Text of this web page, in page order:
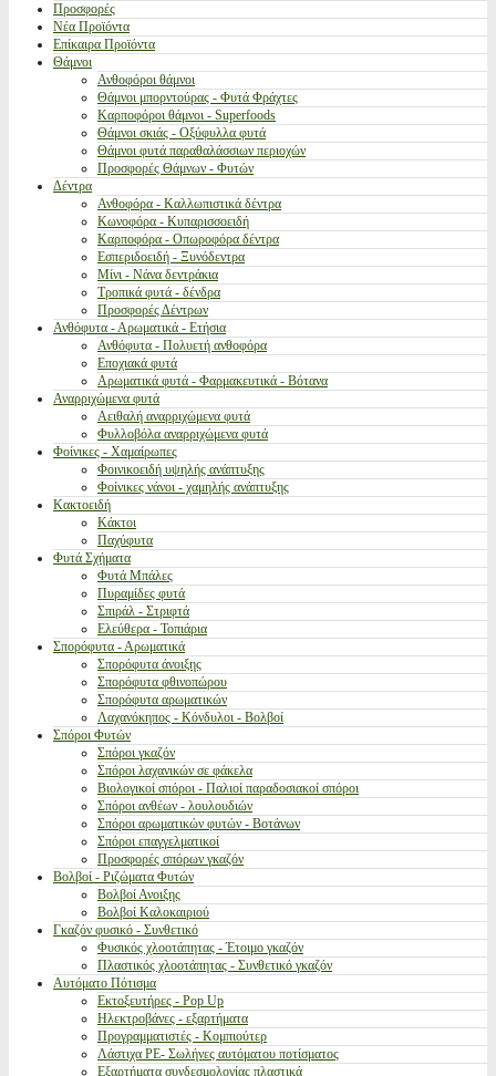
Προσφορές
Νέα Προϊόντα
Επίκαιρα Προϊόντα
Θάμνοι
Ανθοφόροι θάμνοι
Θάμνοι μπορντούρας - Φυτά Φράχτες
Καρποφόροι θάμνοι - Superfoods
Θάμνοι σκιάς - Οξύφυλλα φυτά
Θάμνοι φυτά παραθαλάσσιων περιοχών
Προσφορές Θάμνων - Φυτών
Δέντρα
Ανθοφόρα - Καλλωπιστικά δέντρα
Κωνοφόρα - Κυπαρισσοειδή
Καρποφόρα - Οπωροφόρα δέντρα
Εσπεριδοειδή - Ξυνόδεντρα
Μίνι - Νάνα δεντράκια
Τροπικά φυτά - δένδρα
Προσφορές Δέντρων
Ανθόφυτα - Αρωματικά - Ετήσια
Ανθόφυτα - Πολυετή ανθοφόρα
Εποχιακά φυτά
Αρωματικά φυτά - Φαρμακευτικά - Βότανα
Αναρριχώμενα φυτά
Αειθαλή αναρριχώμενα φυτά
Φυλλοβόλα αναρριχώμενα φυτά
Φοίνικες - Χαμαίρωπες
Φοινικοειδή υψηλής ανάπτυξης
Φοίνικες νάνοι - χαμηλής ανάπτυξης
Κακτοειδή
Κάκτοι
Παχύφυτα
Φυτά Σχήματα
Φυτά Μπάλες
Πυραμίδες φυτά
Σπιράλ - Στριφτά
Ελεύθερα - Τοπιάρια
Σπορόφυτα - Αρωματικά
Σπορόφυτα άνοιξης
Σπορόφυτα φθινοπώρου
Σπορόφυτα αρωματικών
Λαχανόκηπος - Κόνδυλοι - Βολβοί
Σπόροι Φυτών
Σπόροι γκαζόν
Σπόροι λαχανικών σε φάκελα
Βιολογικοί σπόροι - Παλιοί παραδοσιακοί σπόροι
Σπόροι ανθέων - λουλουδιών
Σπόροι αρωματικών φυτών - Βοτάνων
Σπόροι επαγγελματικοί
Προσφορές σπόρων γκαζόν
Βολβοί - Ριζώματα Φυτών
Βολβοί Ανοιξης
Βολβοί Καλοκαιριού
Γκαζόν φυσικό - Συνθετικό
Φυσικός χλοοτάπητας - Έτοιμο γκαζόν
Πλαστικός χλοοτάπητας - Συνθετικό γκαζόν
Αυτόματο Πότισμα
Εκτοξευτήρες - Pop Up
Ηλεκτροβάνες - εξαρτήματα
Προγραμματιστές - Κομπιούτερ
Λάστιχα PE- Σωλήνες αυτόματου ποτίσματος
Εξαρτήματα συνδεσμολογίας πλαστικά